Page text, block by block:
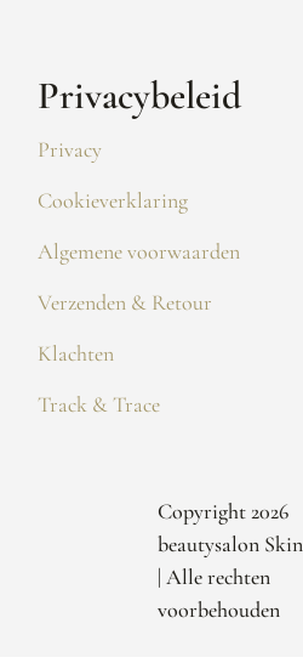
Privacybeleid
Privacy
Cookieverklaring
Algemene voorwaarden
Verzenden & Retour
Klachten
Track & Trace
Copyright 2026
beautysalon
| Alle rechten
voorbehouden